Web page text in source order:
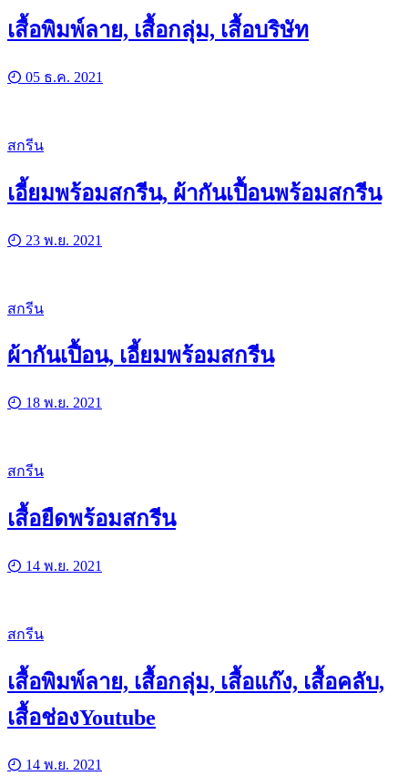
เสื้อพิมพ์ลาย, เสื้อกลุ่ม, เสื้อบริษัท
05 ธ.ค. 2021
สกรีน
เอี้ยมพร้อมสกรีน, ผ้ากันเปื้อนพร้อมสกรีน
23 พ.ย. 2021
สกรีน
ผ้ากันเปื้อน, เอี้ยมพร้อมสกรีน
18 พ.ย. 2021
สกรีน
เสื้อยืดพร้อมสกรีน
14 พ.ย. 2021
สกรีน
เสื้อพิมพ์ลาย, เสื้อกลุ่ม, เสื้อแก๊ง, เสื้อคลับ,
เสื้อช่องYoutube
14 พ.ย. 2021